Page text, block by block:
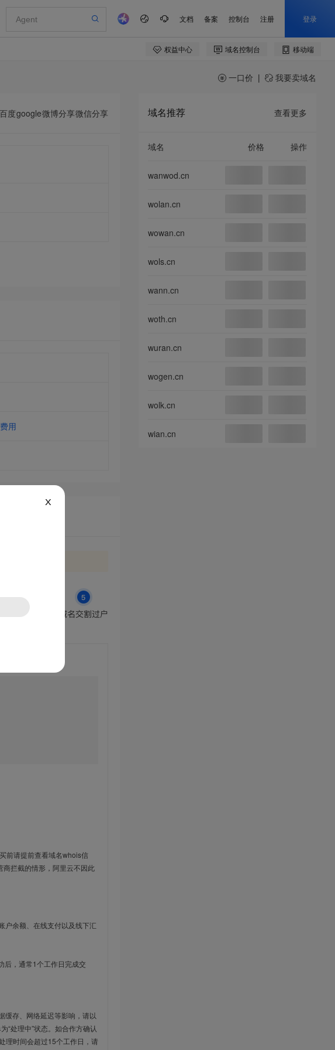
一口价 | 我要卖域名
百度google微博分享微信分享
用
前请提前查看域名whois信
拦截的情形，阿里云不因此
户余额、在线支付以及线下汇
后，通常1个工作日完成交
缓存、网络延迟等影响，请以
“处理中”状态。如合作方确认
理时间会超过15个工作日，请
域名推荐 查看更多
域名 价格 操作
wanwod.cn
wolan.cn
wowan.cn
wols.cn
wann.cn
woth.cn
wuran.cn
wogen.cn
wolk.cn
wian.cn
X